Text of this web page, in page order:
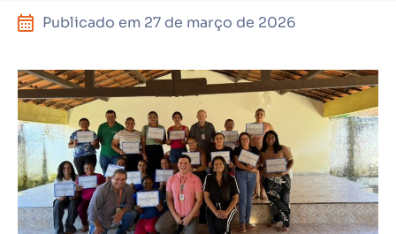
Publicado em 27 de março de 2026